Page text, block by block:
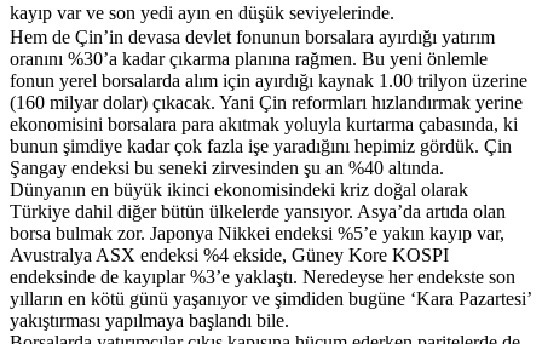
kayıp var ve son yedi ayın en düşük seviyelerinde.
Hem de Çin’in devasa devlet fonunun borsalara ayırdığı yatırım
oranını %30’a kadar çıkarma planına rağmen. Bu yeni önlemle
fonun yerel borsalarda alım için ayırdığı kaynak 1.00 trilyon üzerine
(160 milyar dolar) çıkacak. Yani Çin reformları hızlandırmak yerine
ekonomisini borsalara para akıtmak yoluyla kurtarma çabasında, ki
bunun şimdiye kadar çok fazla işe yaradığını hepimiz gördük. Çin
Şangay endeksi bu seneki zirvesinden şu an %40 altında.
Dünyanın en büyük ikinci ekonomisindeki kriz doğal olarak
Türkiye dahil diğer bütün ülkelerde yansıyor. Asya’da artıda olan
borsa bulmak zor. Japonya Nikkei endeksi %5’e yakın kayıp var,
Avustralya ASX endeksi %4 ekside, Güney Kore KOSPI
endeksinde de kayıplar %3’e yaklaştı. Neredeyse her endekste son
yılların en kötü günü yaşanıyor ve şimdiden bugüne ‘Kara Pazartesi’
yakıştırması yapılmaya başlandı bile.